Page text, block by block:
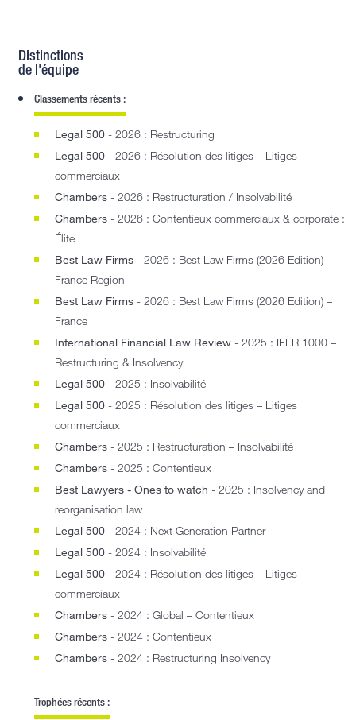
Distinctions
de l'équipe
Classements récents :
Legal 500 - 2026 : Restructuring
Legal 500 - 2026 : Résolution des litiges – Litiges
commerciaux
Chambers - 2026 : Restructuration / Insolvabilité
Chambers - 2026 : Contentieux commerciaux & corporate :
Élite
Best Law Firms - 2026 : Best Law Firms (2026 Edition) –
France Region
Best Law Firms - 2026 : Best Law Firms (2026 Edition) –
France
International Financial Law Review - 2025 : IFLR 1000 –
Restructuring & Insolvency
Legal 500 - 2025 : Insolvabilité
Legal 500 - 2025 : Résolution des litiges – Litiges
commerciaux
Chambers - 2025 : Restructuration – Insolvabilité
Chambers - 2025 : Contentieux
Best Lawyers - Ones to watch - 2025 : Insolvency and
reorganisation law
Legal 500 - 2024 : Next Generation Partner
Legal 500 - 2024 : Insolvabilité
Legal 500 - 2024 : Résolution des litiges – Litiges
commerciaux
Chambers - 2024 : Global – Contentieux
Chambers - 2024 : Contentieux
Chambers - 2024 : Restructuring Insolvency
Trophées récents :